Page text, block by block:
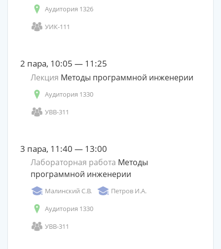
Аудитория 1326
УИК-111
2 пара, 10:05 — 11:25
Лекция Методы программной инженерии
Аудитория 1330
УВВ-311
3 пара, 11:40 — 13:00
Лабораторная работа Методы
программной инженерии
Малинский С.В.
Петров И.А.
Аудитория 1330
УВВ-311